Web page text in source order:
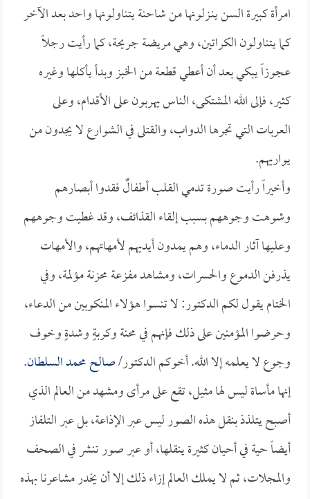
امرأة كبيرة السن ينـزلونها من شاحنة يتناولونها واحد بعد الآخر
كما يتناولون الكراتين، وهي مريضة جريحة، كما رأيت رجلاً
عجوزاً يبكي بعد أن أعطي قطعة من الخبز وبدأ يأكلها وغيره
كثير، فإلى الله المشتكى، الناس يهربون على الأقدام، وعلى
العربات التي تجرها الدواب، والقتلى في الشوارع لا يجدون من
يواريهم.
وأخيراً رأيت صورة تدمي القلب أطفالٌ فقدوا أبصارهم
وشوهت وجوههم بسبب إلقاء القذائف، وقد غطيت وجوههم
وعليها آثار الدماء، وهم يمدون أيديهم لأمهاتهم، والأمهات
يذرفن الدموع والحسرات، ومشاهد مفزعة محزنة مؤلمة، وفي
الختام يقول لكم الدكتور: لا تنسوا هؤلاء المنكوبين من الدعاء،
وحرضوا المؤمنين على ذلك فإنهم في محنة وكربةٍ وشدةٍ وخوف
وجوع لا يعلمه إلا الله. أخوكم الدكتور/صالح محمد السلطان.
إنها مأساة ليس لها مثيل، تقع على مرأى ومشهد من العالم الذي
أصبح يتلذذ بنقل هذه الصور ليس عبر الإذاعة، بل عبر التلفاز
أيضاً حية في أحيان كثيرة ينقلها، أو عبر صور تنشر في الصحف
والمجلات، ثم لا يملك العالم إزاء ذلك إلا أن يخدر مشاعرنا بهذه